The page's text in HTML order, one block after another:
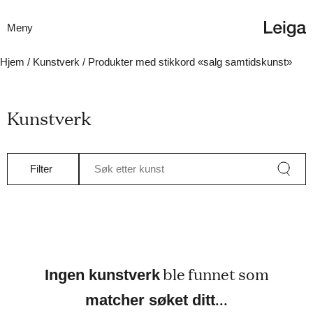
Meny
Hjem / Kunstverk / Produkter med stikkord «salg samtidskunst»
Kunstverk
Filter Søk etter kunst
Ingen kunstverkble funnet som
matcher søket ditt...